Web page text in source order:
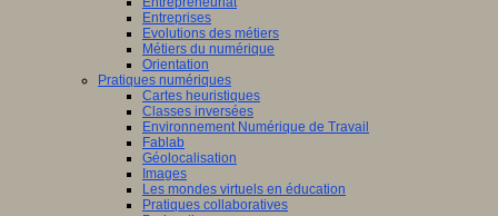
Entreprises
Evolutions des métiers
Métiers du numérique
Orientation
Pratiques numériques
Cartes heuristiques
Classes inversées
Environnement Numérique de Travail
Fablab
Géolocalisation
Images
Les mondes virtuels en éducation
Pratiques collaboratives